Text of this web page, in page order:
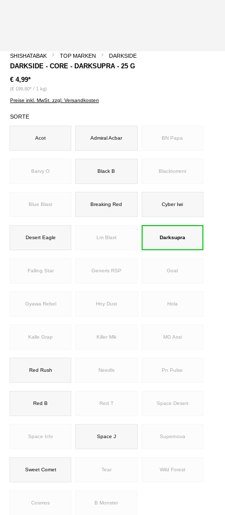
SHISHATABAK TOP MARKEN DARKSIDE
DARKSIDE - CORE - DARKSUPRA - 25 G
€ 4,99*
(€ 199,60* / 1 kg)
Preise inkl. MwSt. zzgl. Versandkosten
SORTE
Acot Admiral Acbar BN Papa
Barvy O Black B Blacktorrent
Blue Blast Breaking Red Cyber Iwi
Desert Eagle Lm Blast Darksupra
Falling Star Generis RSP Goal
Gyawa Rebel Hny Dust Hola
Kalle Grap Killer Mlk MG Assi
Red Rush Needls Pn Pulse
Red B Red T Space Desert
Space Ichi Space J Supernova
Sweet Comet Tear Wild Forest
Cosmos B Monster